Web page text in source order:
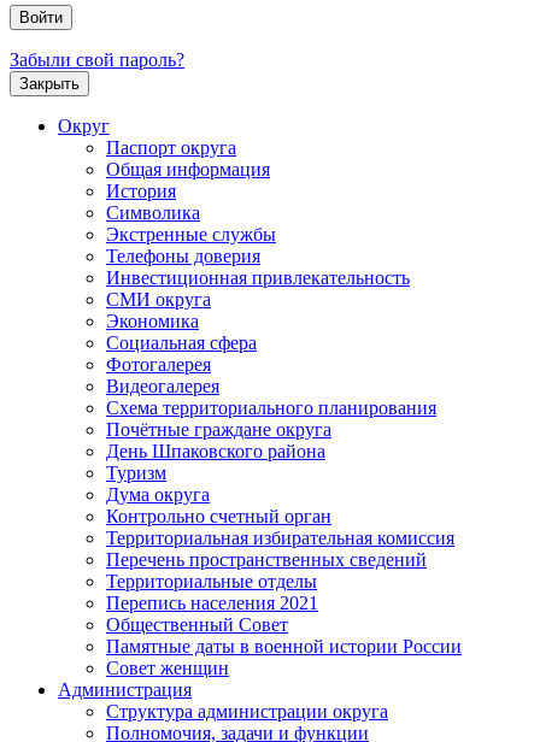
Забыли свой пароль?
Закрыть
Округ
Паспорт округа
Общая информация
История
Символика
Экстренные службы
Телефоны доверия
Инвестиционная привлекательность
СМИ округа
Экономика
Социальная сфера
Фотогалерея
Видеогалерея
Схема территориального планирования
Почётные граждане округа
День Шпаковского района
Туризм
Дума округа
Контрольно счетный орган
Территориальная избирательная комиссия
Перечень пространственных сведений
Территориальные отделы
Перепись населения 2021
Общественный Совет
Памятные даты в военной истории России
Совет женщин
Администрация
Структура администрации округа
Полномочия, задачи и функции